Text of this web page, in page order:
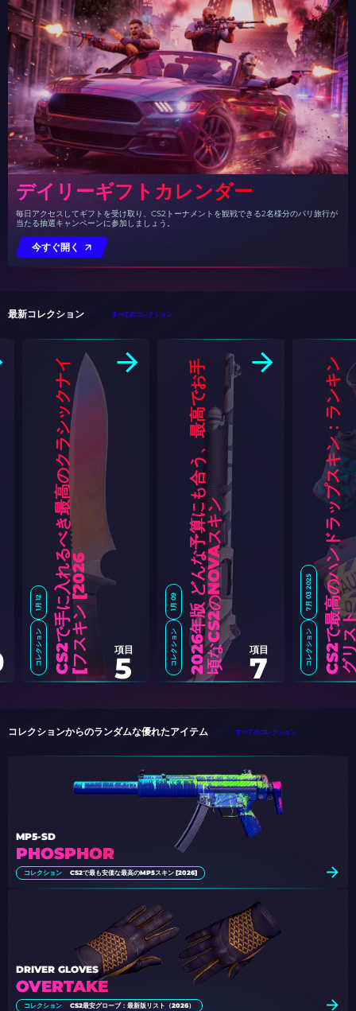
デイリーギフトカレンダー
毎日アクセスしてギフトを受け取り、CS2トーナメントを観戦できる2名様分のパリ旅行が
当たる抽選キャンペーンに参加しましょう。
今すぐ開く
最新コレクション すべてのコレクション
7月 03 2025
コレクション C
S
2
で
高
の
ハ
ン
ド
ラ
ッ
プ
ス
キ
ン
：
ラ
ン
キ
ン
グ
リ
ス
1月 09
コレクション 2
0
2
6
年
版
ど
ん
な
予
算
に
も
合
う
、
最
高
で
お
手
頃
な
C
S
2
の
N
O
V
A
ス
キン 項目
7
1月 12
コレクション C
S
2
で
手
に
入
れ
る
べ
き
最
高
の
ク
ラ
シ
ッ
ク
ナ
イ
フ
ス
キ
ン
[
2
0
26
] 項目
5
コレクションからのランダムな優れたアイテム すべてのコレクション
PHOSPHOR
MP5-SD
コレクション CS2で最も安価な最高のMP5スキン [2026]
OVERTAKE
DRIVER GLOVES
コレクション CS2最安グローブ：最新版リスト（2026）